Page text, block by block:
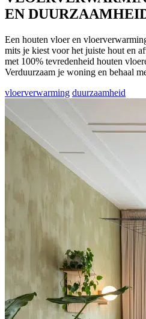
EN
Een houten vloer en
mits je kiest voor het juiste hout en
met 100% tevredenheid houten
Verduurzaam je woning en behaal
vloerverwarming duurzaamheid